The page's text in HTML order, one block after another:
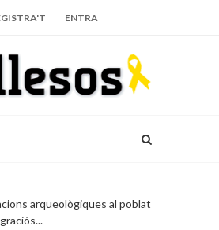
ENTRA
arqueològiques al poblat